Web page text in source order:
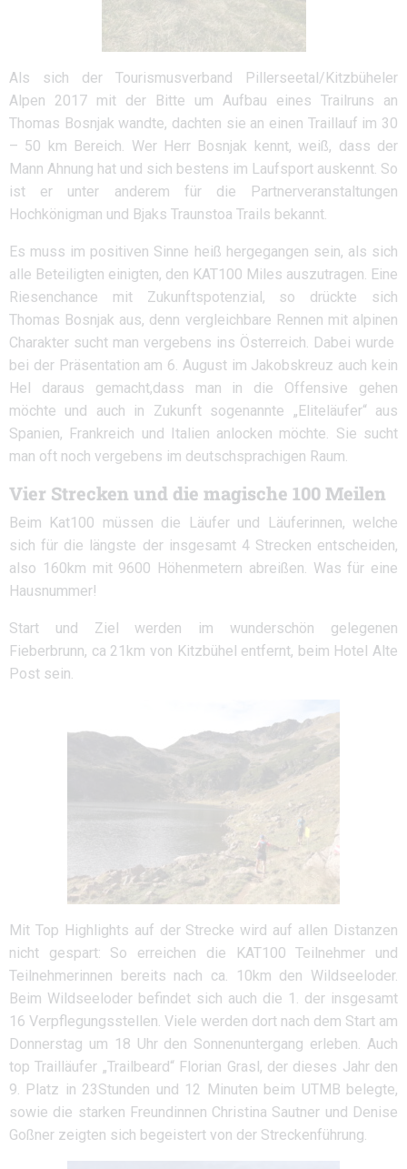
Als sich der Tourismusverband Pillerseetal/Kitzbüheler
Alpen 2017 mit der Bitte um Aufbau eines Trailruns an
Thomas Bosnjak wandte, dachten sie an einen Traillauf im 30
– 50 km Bereich. Wer Herr Bosnjak kennt, weiß, dass der
Mann Ahnung hat und sich bestens im Laufsport auskennt. So
ist er unter anderem für die Partnerveranstaltungen
Hochkönigman und Bjaks Traunstoa Trails bekannt.
Es muss im positiven Sinne heiß hergegangen sein, als sich
alle Beteiligten einigten, den KAT100 Miles auszutragen. Eine
Riesenchance mit Zukunftspotenzial, so drückte sich
Thomas Bosnjak aus, denn vergleichbare Rennen mit alpinen
Charakter sucht man vergebens ins Österreich. Dabei wurde
bei der Präsentation am 6. August im Jakobskreuz auch kein
Hel daraus gemacht,dass man in die Offensive gehen
möchte und auch in Zukunft sogenannte „Eliteläufer“ aus
Spanien, Frankreich und Italien anlocken möchte. Sie sucht
man oft noch vergebens im deutschsprachigen Raum.
Vier Strecken und die magische 100 Meilen
Beim Kat100 müssen die Läufer und Läuferinnen, welche
sich für die längste der insgesamt 4 Strecken entscheiden,
also 160km mit 9600 Höhenmetern abreißen. Was für eine
Hausnummer!
Start und Ziel werden im wunderschön gelegenen
Fieberbrunn, ca 21km von Kitzbühel entfernt, beim Hotel Alte
Post sein.
Mit Top Highlights auf der Strecke wird auf allen Distanzen
nicht gespart: So erreichen die KAT100 Teilnehmer und
Teilnehmerinnen bereits nach ca. 10km den Wildseeloder.
Beim Wildseeloder befindet sich auch die 1. der insgesamt
16 Verpflegungsstellen. Viele werden dort nach dem Start am
Donnerstag um 18 Uhr den Sonnenuntergang erleben. Auch
top Trailläufer „Trailbeard“ Florian Grasl, der dieses Jahr den
9. Platz in 23Stunden und 12 Minuten beim UTMB belegte,
sowie die starken Freundinnen Christina Sautner und Denise
Goßner zeigten sich begeistert von der Streckenführung.